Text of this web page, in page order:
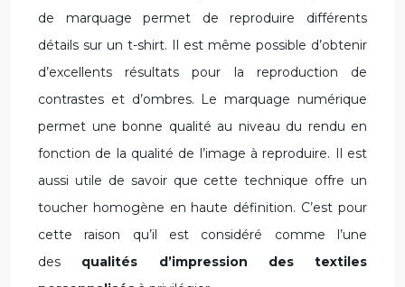
de marquage permet de reproduire différents
détails sur un t-shirt. Il est même possible d’obtenir
d’excellents résultats pour la reproduction de
contrastes et d’ombres. Le marquage numérique
permet une bonne qualité au niveau du rendu en
fonction de la qualité de l’image à reproduire. Il est
aussi utile de savoir que cette technique offre un
toucher homogène en haute définition. C’est pour
cette raison qu’il est considéré comme l’une
des qualités d’impression des textiles